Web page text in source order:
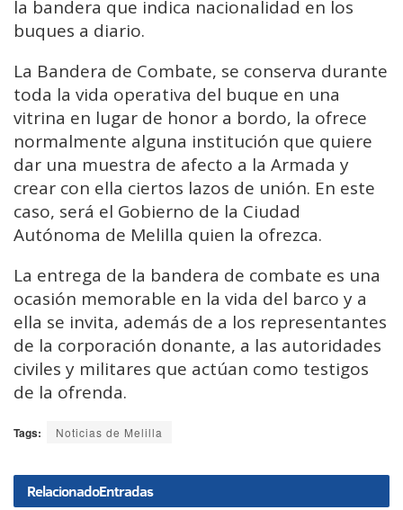
la bandera que indica nacionalidad en los
buques a diario.
La Bandera de Combate, se conserva durante
toda la vida operativa del buque en una
vitrina en lugar de honor a bordo, la ofrece
normalmente alguna institución que quiere
dar una muestra de afecto a la Armada y
crear con ella ciertos lazos de unión. En este
caso, será el Gobierno de la Ciudad
Autónoma de Melilla quien la ofrezca.
La entrega de la bandera de combate es una
ocasión memorable en la vida del barco y a
ella se invita, además de a los representantes
de la corporación donante, a las autoridades
civiles y militares que actúan como testigos
de la ofrenda.
Tags: Noticias de Melilla
RelacionadoEntradas